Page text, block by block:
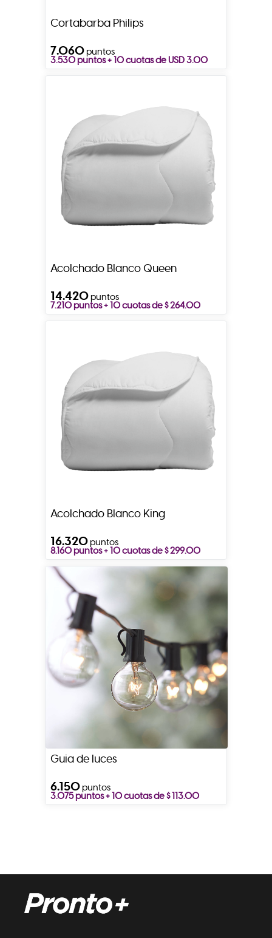
Cortabarba Philips
7.060puntos
3.530 puntos + 10 cuotas de USD 3.00
Acolchado Blanco Queen
14.420puntos
7.210 puntos + 10 cuotas de $ 264.00
Acolchado Blanco King
16.320puntos
8.160 puntos + 10 cuotas de $ 299.00
Guia de luces
6.150puntos
3.075 puntos + 10 cuotas de $ 113.00